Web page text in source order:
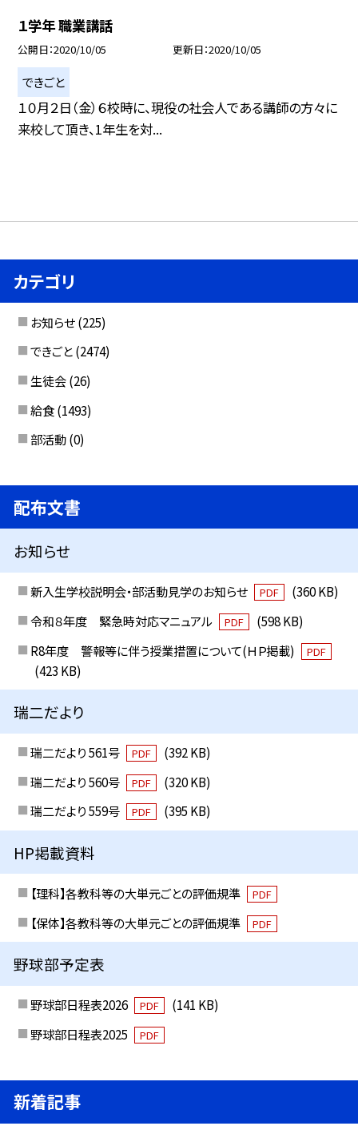
１学年 職業講話
公開日 2020/10/05 更新日 2020/10/05
できごと
１０月２日（金）６校時に、現役の社会人である講師の方々に
来校して頂き、1年生を対...
カテゴリ
お知らせ (225)
できごと (2474)
生徒会 (26)
給食 (1493)
部活動 (0)
配布文書
お知らせ
新入生学校説明会・部活動見学のお知らせ PDF
(360 KB)
令和８年度 緊急時対応マニュアル
PDF
(598 KB)
R8年度 警報等に伴う授業措置について(ＨＰ掲載)
PDF
(423 KB)
瑞二だより
瑞二だより 561号 PDF
(392 KB)
瑞二だより 560号
PDF
(320 KB)
瑞二だより 559号
PDF (395 KB)
HP掲載資料
【理科】各教科等の大単元ごとの評価規準 PDF
【保体】各教科等の大単元ごとの評価規準 PDF
野球部予定表
野球部日程表2026 PDF
(141 KB)
野球部日程表2025
PDF
新着記事